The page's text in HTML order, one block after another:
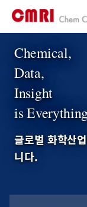
Chemical,
Data,
Insight
is
글로벌 화학산
니다.